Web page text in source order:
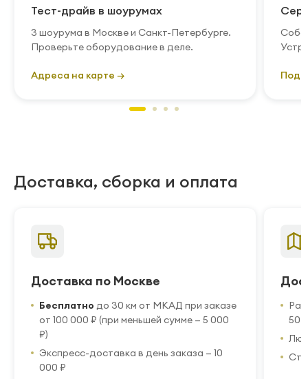
Тест-драйв в шоурумах
3 шоурума в Москве и Санкт-Петербурге.
Проверьте оборудование в деле.
Адреса на карте →
Доставка, сборка и оплата
Доставка по Москве
Бесплатно до 30 км от МКАД при заказе
от 100 000 ₽ (при меньшей сумме — 5 000
₽)
Экспресс-доставка в день заказа — 10
000 ₽
50